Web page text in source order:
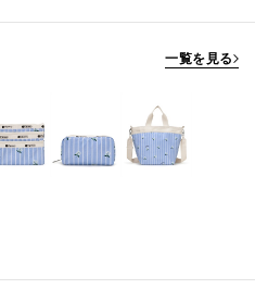
一覧を見る